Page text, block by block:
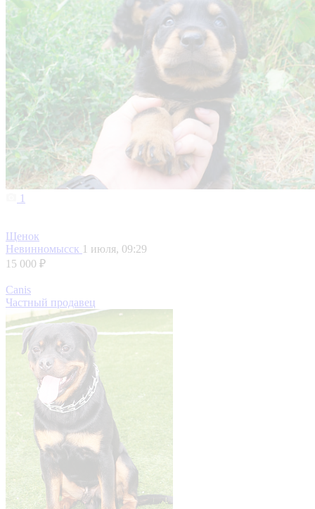
1
Щенок
Невинномысск 1 июля, 09:29
15 000 ₽
Canis
Частный продавец